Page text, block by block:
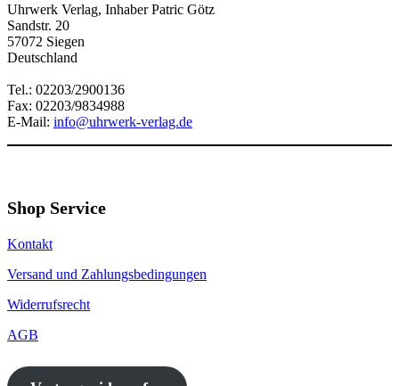
Uhrwerk Verlag, Inhaber Patric Götz
Sandstr. 20
57072 Siegen
Deutschland
Tel.: 02203/2900136
Fax: 02203/9834988
E-Mail: info@uhrwerk-verlag.de
Shop Service
Kontakt
Versand und Zahlungsbedingungen
Widerrufsrecht
AGB